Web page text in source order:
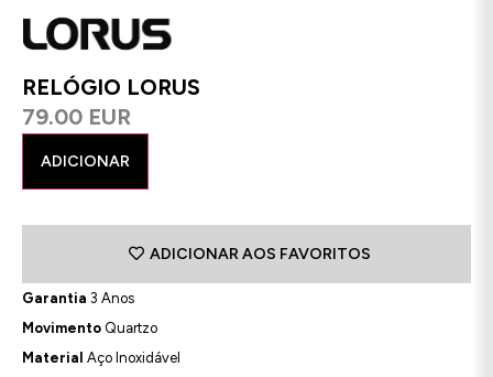
RELÓGIO LORUS
79.00 EUR
ADICIONAR
ADICIONAR AOS FAVORITOS
Garantia 3 Anos
Movimento Quartzo
Material Aço Inoxidável